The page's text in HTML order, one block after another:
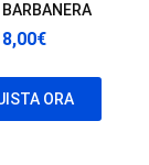
€
ORA